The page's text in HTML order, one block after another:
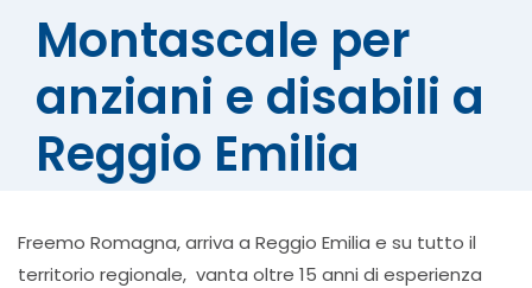
Montascale per
anziani e disabili a
Reggio Emilia
Freemo Romagna, arriva a Reggio Emilia e su tutto il
territorio regionale, vanta oltre 15 anni di esperienza